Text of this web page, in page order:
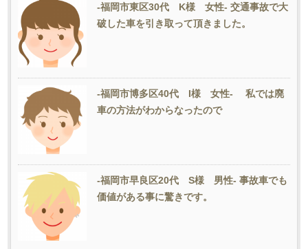
-福岡市東区30代 K様 女性- 交通事故で大
破した車を引き取って頂きました。
-福岡市博多区40代 I様 女性- 私では廃
車の方法がわからなったので
-福岡市早良区20代 S様 男性- 事故車でも
価値がある事に驚きです。